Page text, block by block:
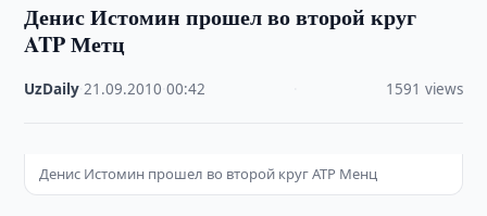
Денис Истомин прошел во второй круг
ATP Метц
UzDaily ·21.09.2010 ·00:42 1591 views
Денис Истомин прошел во второй круг ATP Менц